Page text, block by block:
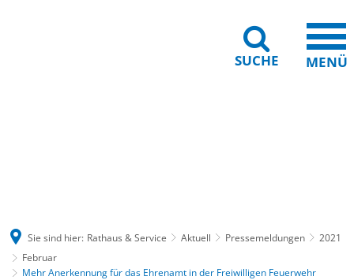
SUCHE MENÜ
Sie sind hier: Rathaus & Service Aktuell Pressemeldungen
2021
Februar
Mehr Anerkennung für das Ehrenamt in der Freiwilligen Feuerwehr